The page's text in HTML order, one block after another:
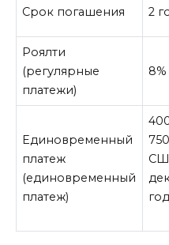
Срок погашения 2
Роялти
(регулярные
платежи)
Единовременный
платеж
(единовременный
платеж)